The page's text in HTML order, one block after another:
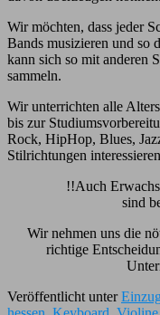
Wir möchten, dass jeder
Bands musizieren und so
kann sich so mit anderen
sammeln.
Wir unterrichten alle
bis zur
Rock, HipHop, Blues,
Stilrichtungen
!!Auch
sind
Wir nehmen uns die
richtige
Veröffentlicht unter